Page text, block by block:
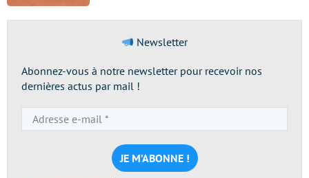
Newsletter
Abonnez-vous à notre newsletter pour recevoir nos
dernières actus par mail !
e-
mail
*